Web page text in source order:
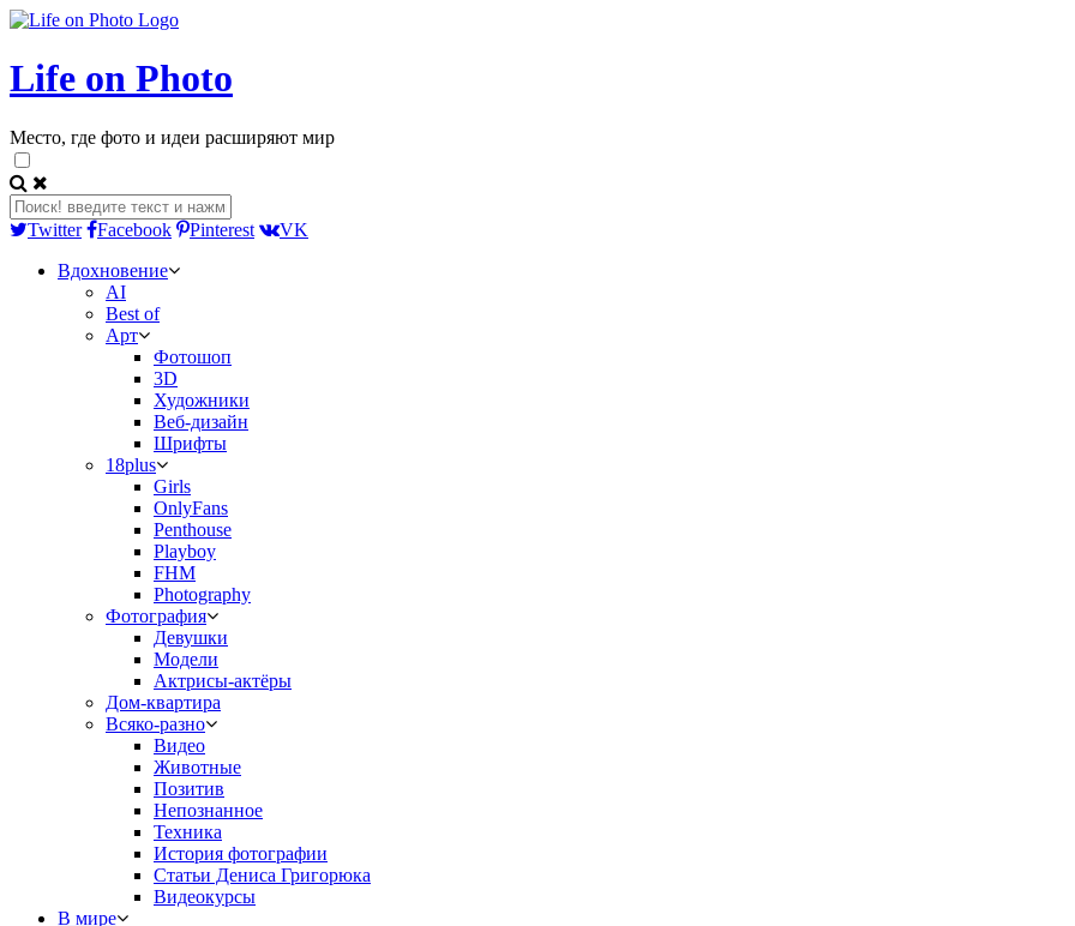
Life on Photo
Место, где фото и идеи расширяют мир
Twitter Facebook Pinterest
VK
Вдохновение
AI
Best of
Арт
Фотошоп
3D
Художники
Веб-дизайн
Шрифты
18plus
Girls
OnlyFans
Penthouse
Playboy
FHM
Photography
Фотография
Девушки
Модели
Актрисы-актёры
Дом-квартира
Всяко-разно
Видео
Животные
Позитив
Непознанное
Техника
История фотографии
Статьи Дениса Григорюка
Видеокурсы
В мире